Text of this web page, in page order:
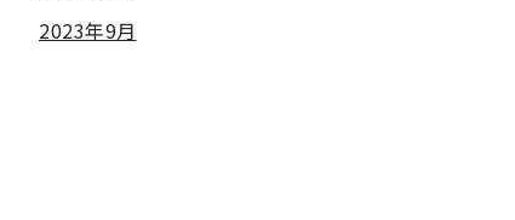
2023年9月